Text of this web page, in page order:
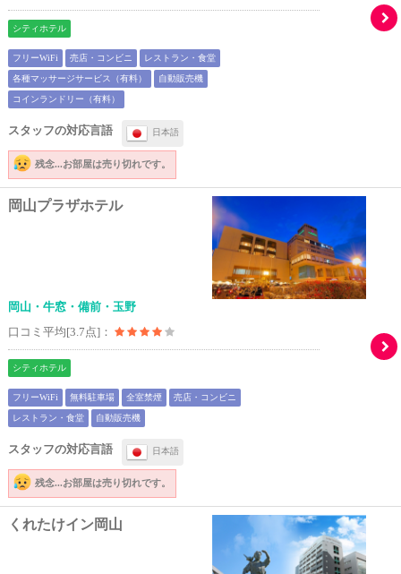
シティホテル
フリーWiFi 売店・コンビニ レストラン・食堂
各種マッサージサービス（有料） 自動販売機
コインランドリー（有料）
スタッフの対応言語 日本語
残念...お部屋は売り切れです。
岡山プラザホテル
岡山・牛窓・備前・玉野
口コミ平均[3.7点]：
シティホテル
フリーWiFi 無料駐車場 全室禁煙 売店・コンビニ
レストラン・食堂 自動販売機
スタッフの対応言語 日本語
残念...お部屋は売り切れです。
くれたけイン岡山